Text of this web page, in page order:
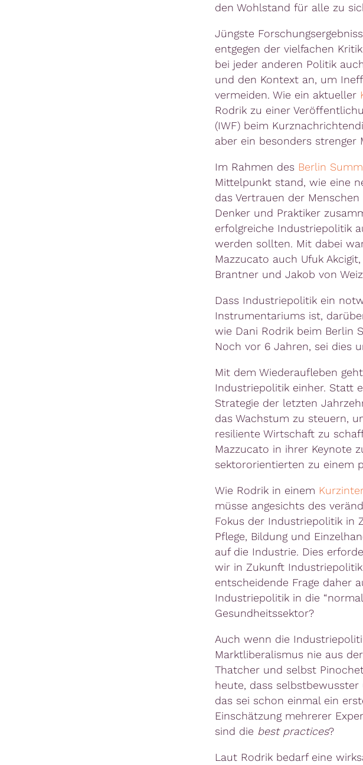
den Wohlstand für alle zu
Jüngste
entgegen der vielfachen
bei jeder anderen Politik
und den Kontext an, um
vermeiden. Wie ein aktueller
Rodrik zu einer
(IWF) beim
aber ein besonders strenger
Im Rahmen des Berlin
Mittelpunkt stand, wie eine
das Vertrauen der
Denker und Praktiker
erfolgreiche Industriepolitik
werden sollten. Mit dabei
Mazzucato auch Ufuk
Brantner und Jakob von
Dass Industriepolitik ein
Instrumentariums ist,
wie Dani Rodrik beim Berlin
Noch vor 6 Jahren, sei dies
Mit dem Wiederaufleben
Industriepolitik einher. Statt
Strategie der letzten
das Wachstum zu steuern,
resiliente Wirtschaft zu
Mazzucato in ihrer Keynote
sektororientierten zu einem
Wie Rodrik in einem
müsse angesichts des
Fokus der Industriepolitik in
Pflege, Bildung und
auf die Industrie. Dies
wir in Zukunft
entscheidende Frage daher
Industriepolitik in die
Gesundheitssektor?
Auch wenn die
Marktliberalismus nie aus
Thatcher und selbst
heute, dass
das sei schon einmal ein
Einschätzung mehrerer
sind die best practices?
Laut Rodrik bedarf eine